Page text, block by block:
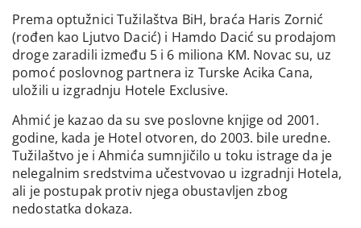
Prema optužnici Tužilaštva BiH, braća Haris Zornić
(rođen kao Ljutvo Dacić) i Hamdo Dacić su prodajom
droge zaradili između 5 i 6 miliona KM. Novac su, uz
pomoć poslovnog partnera iz Turske Acika Cana,
uložili u izgradnju Hotele Exclusive.
Ahmić je kazao da su sve poslovne knjige od 2001.
godine, kada je Hotel otvoren, do 2003. bile uredne.
Tužilaštvo je i Ahmića sumnjičilo u toku istrage da je
nelegalnim sredstvima učestvovao u izgradnji Hotela,
ali je postupak protiv njega obustavljen zbog
nedostatka dokaza.